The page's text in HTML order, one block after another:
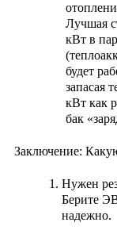
Лучшая
кВт в
будет
запасая
кВт как
бак
Заключение:
Нужен
Берите
надежно.